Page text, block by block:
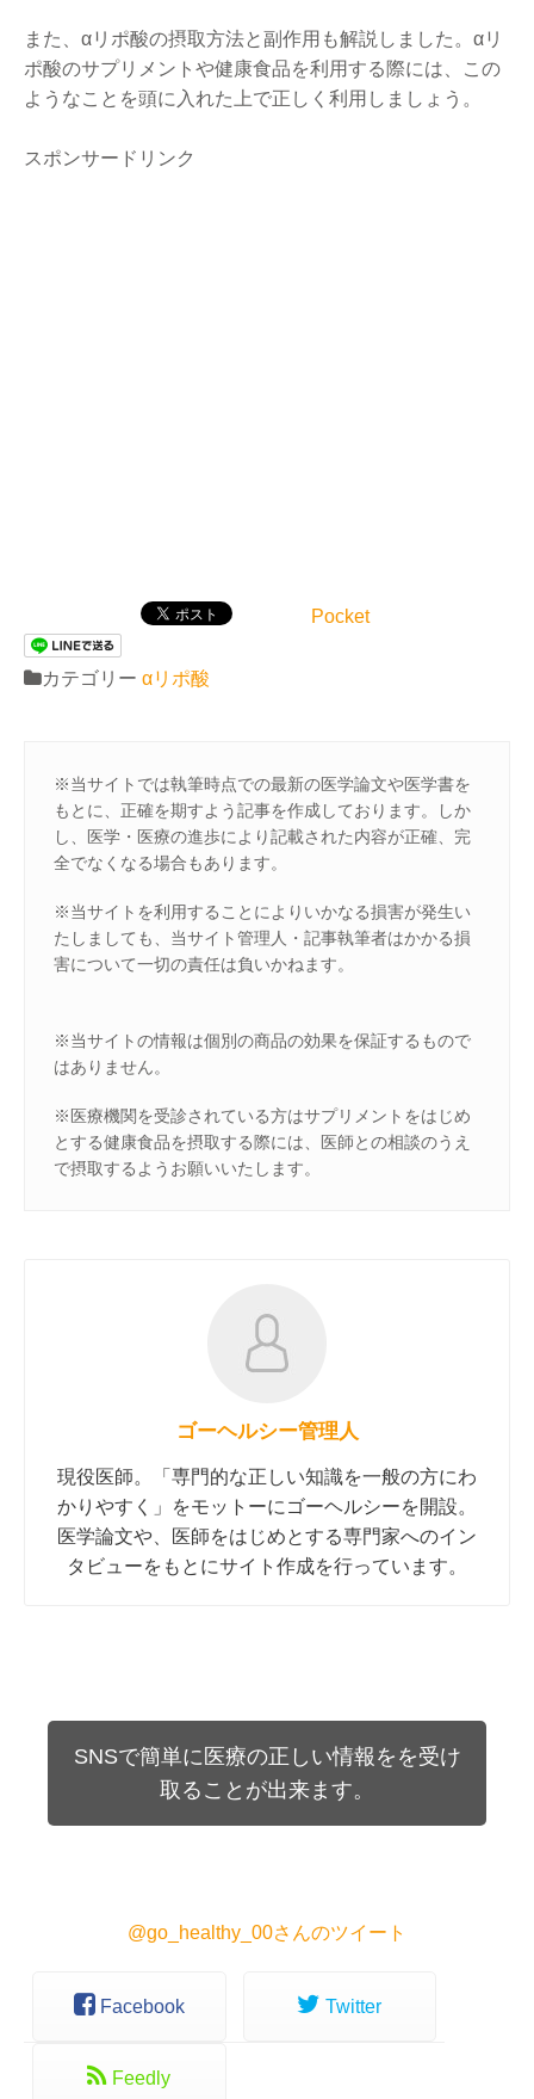
また、αリポ酸の摂取方法と副作用も解説しました。αリ
ポ酸のサプリメントや健康食品を利用する際には、この
ようなことを頭に入れた上で正しく利用しましょう。
スポンサードリンク
Pocket
カテゴリー αリポ酸
※当サイトでは執筆時点での最新の医学論文や医学書を
もとに、正確を期すよう記事を作成しております。しか
し、医学・医療の進歩により記載された内容が正確、完
全でなくなる場合もあります。
※当サイトを利用することによりいかなる損害が発生い
たしましても、当サイト管理人・記事執筆者はかかる損
害について一切の責任は負いかねます。
※当サイトの情報は個別の商品の効果を保証するもので
はありません。
※医療機関を受診されている方はサプリメントをはじめ
とする健康食品を摂取する際には、医師との相談のうえ
で摂取するようお願いいたします。
ゴーヘルシー管理人
現役医師。「専門的な正しい知識を一般の方にわ
かりやすく」をモットーにゴーヘルシーを開設。
医学論文や、医師をはじめとする専門家へのイン
タビューをもとにサイト作成を行っています。
SNSで簡単に医療の正しい情報をを受け
取ることが出来ます。
@go_healthy_00さんのツイート
Facebook Twitter
Feedly